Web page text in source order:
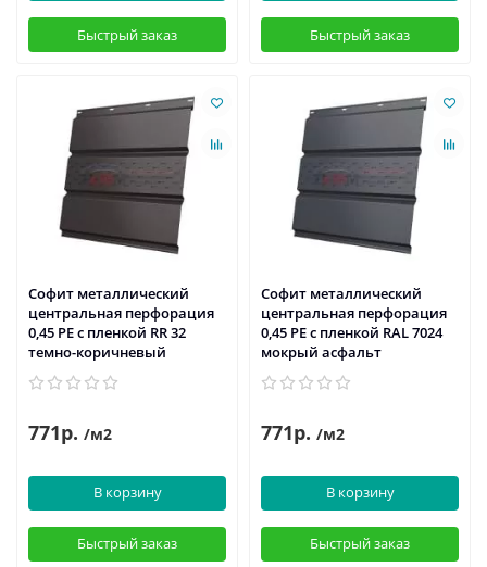
Быстрый заказ Быстрый заказ
Софит металлический
центральная перфорация
0,45 PE с пленкой RR 32
темно-коричневый
771р. /м2
В корзину
Быстрый заказ
Софит металлический
центральная перфорация
0,45 PE с пленкой RAL 7024
мокрый асфальт
771р. /м2
В корзину
Быстрый заказ